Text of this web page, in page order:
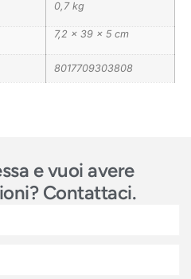
0,7 kg
7,2 × 39 × 5 cm
8017709303808
e vuoi avere
Contattaci.